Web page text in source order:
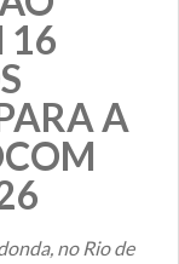
16
A
no Rio de